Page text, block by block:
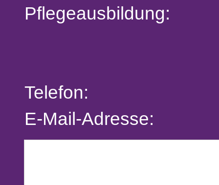
Pflegeausbildung:
Telefon:
E-Mail-Adresse: